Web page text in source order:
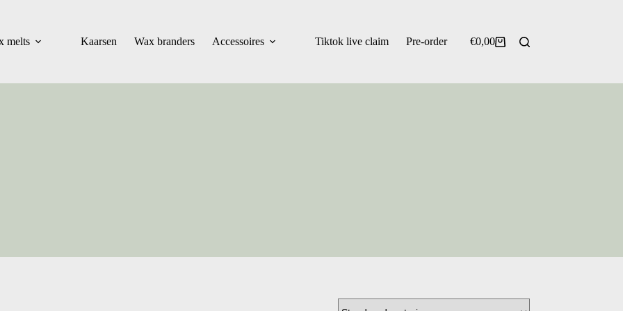
melts Kaarsen Wax branders Accessoires Tiktok live claim Pre-order Winkelwagen
€0,00